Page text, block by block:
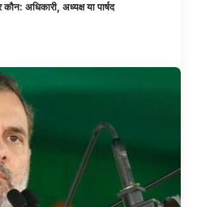
अधिकारी, अध्यक्ष या पार्षद